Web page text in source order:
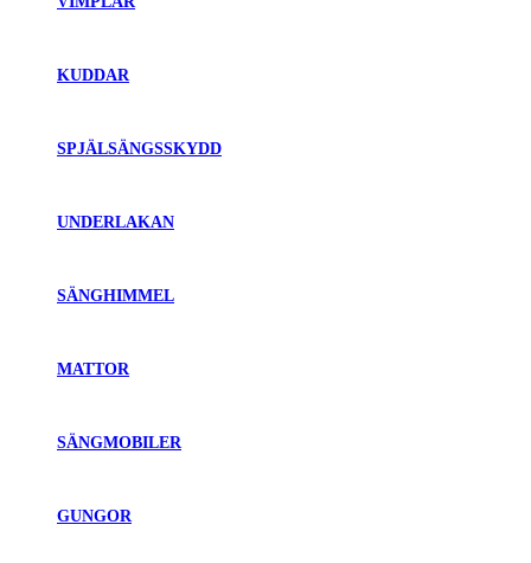
KUDDAR
SPJÄLSÄNGSSKYDD
UNDERLAKAN
SÄNGHIMMEL
MATTOR
SÄNGMOBILER
GUNGOR